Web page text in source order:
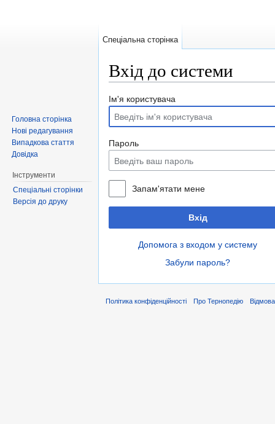
Вхід до системи
Ім'я користувача
Пароль
Запам'ятати мене
Вхід
Допомога з входом у систему
Забули пароль?
Спеціальна сторінка
Головна сторінка
Нові редагування
Випадкова стаття
Довідка
Інструменти
Спеціальні сторінки
Версія до друку
Політика конфіденційності Про Тернопедію Відмова